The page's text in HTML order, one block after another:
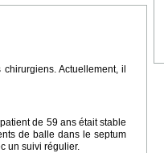
Actuellement, il
de 59 ans était stable
de balle dans le septum
un suivi régulier.